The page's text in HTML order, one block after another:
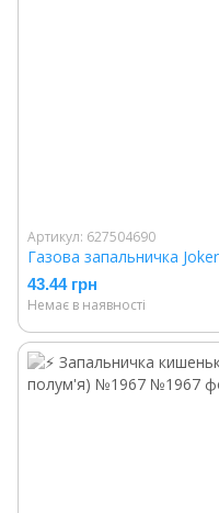
Артикул: 627504690
Газова запальничка
43.44 грн
Немає в наявності